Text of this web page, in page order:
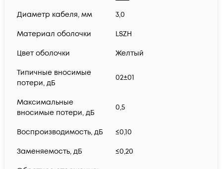
Диаметр кабеля, мм 3,0
Материал оболочки LSZH
Цвет оболочки Желтый
Типичные вносимые
потери, дБ
02±01
Максимальные
вносимые потери, дБ
0,5
Воспроизводимость, дБ ≤0,10
Заменяемость, дБ ≤0,20